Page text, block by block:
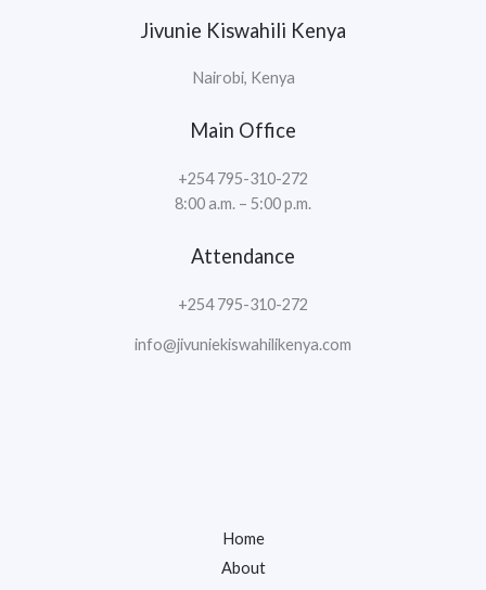
Jivunie Kiswahili Kenya
Nairobi, Kenya
Main Office
+254 795-310-272
8:00 a.m. – 5:00 p.m.
Attendance
+254 795-310-272
info@jivuniekiswahilikenya.com
Home
About